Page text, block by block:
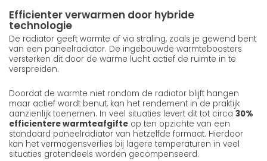
Efficienter verwarmen door hybride
technologie
De radiator geeft warmte af via straling, zoals je gewend bent
van een paneelradiator. De ingebouwde warmteboosters
versterken dit door de warme lucht actief de ruimte in te
verspreiden.
Doordat de warmte niet rondom de radiator blijft hangen
maar actief wordt benut, kan het rendement in de praktijk
aanzienlijk toenemen. In veel situaties levert dit tot circa 30%
efficientere warmteafgifte op ten opzichte van een
standaard paneelradiator van hetzelfde formaat. Hierdoor
kan het vermogensverlies bij lagere temperaturen in veel
situaties grotendeels worden gecompenseerd.